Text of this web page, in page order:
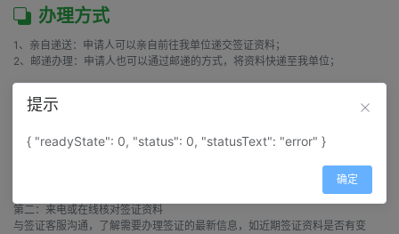
办理方式
1、亲自递送：申请人可以亲自前往我单位递交签证资料；
2、邮递办理：申请人也可以通过邮递的方式，将资料快递至我单位；
办理流程
通过签证快搜功能，输入国家地区中文名称，可查询到您所需要办理的签证信
第二：来电或在线核对签证资料
与签证客服沟通，了解需要办理签证的最新信息，如近期签证资料是否有变
提示
{ "readyState": 0, "status": 0, "statusText": "error" }
确定